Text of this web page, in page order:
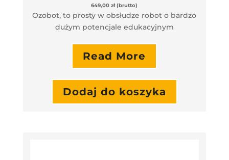
649,00zł (brutto)
Ozobot, to prosty w obsłudze robot o bardzo
dużym potencjale edukacyjnym
Read More
Dodaj do koszyka